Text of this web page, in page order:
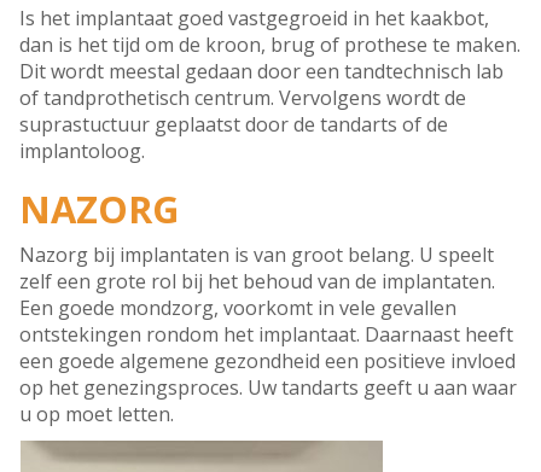
Is het implantaat goed vastgegroeid in het kaakbot,
dan is het tijd om de kroon, brug of prothese te maken.
Dit wordt meestal gedaan door een tandtechnisch lab
of tandprothetisch centrum. Vervolgens wordt de
suprastuctuur geplaatst door de tandarts of de
implantoloog.
NAZORG
Nazorg bij implantaten is van groot belang. U speelt
zelf een grote rol bij het behoud van de implantaten.
Een goede mondzorg, voorkomt in vele gevallen
ontstekingen rondom het implantaat. Daarnaast heeft
een goede algemene gezondheid een positieve invloed
op het genezingsproces. Uw tandarts geeft u aan waar
u op moet letten.